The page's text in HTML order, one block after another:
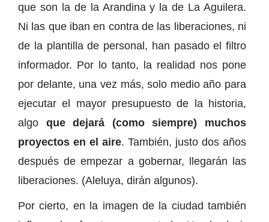
que son la de la Arandina y la de La Aguilera.
Ni las que iban en contra de las liberaciones, ni
de la plantilla de personal, han pasado el filtro
informador. Por lo tanto, la realidad nos pone
por delante, una vez más, solo medio año para
ejecutar el mayor presupuesto de la historia,
algo que dejará (como siempre) muchos
proyectos en el aire. También, justo dos años
después de empezar a gobernar, llegarán las
liberaciones. (Aleluya, dirán algunos).
Por cierto, en la imagen de la ciudad también